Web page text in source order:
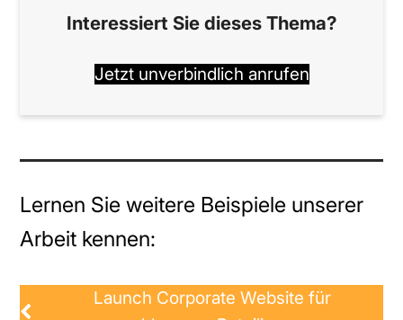
Interessiert Sie dieses Thema?
Jetzt unverbindlich anrufen
Lernen Sie weitere Beispiele unserer
Arbeit kennen:
Launch Corporate Website für